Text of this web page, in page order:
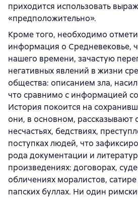
приходится использовать
«предположительно».
Кроме того, необходимо
информация о Средневековье,
нашего времени, зачастую
негативных явлений в жизни
общества: описанием зла,
что сравнимо с информацией
История покоится на
они, в основном, рассказывают
несчастьях, бедствиях,
поступках людей, что
рода документации и
произведениях: договорах,
обличениях моралистов,
папских буллах. Ни один